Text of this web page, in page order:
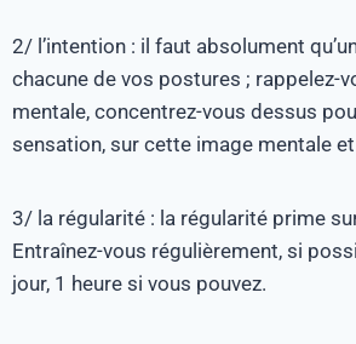
2/ l’intention : il faut absolument
chacune de vos postures ; rappelez-
mentale, concentrez-vous dessus
sensation, sur cette image mentale
3/ la régularité : la régularité prime
Entraînez-vous régulièrement, si
jour, 1 heure si vous pouvez.